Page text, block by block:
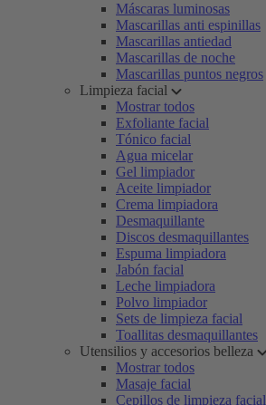
Máscaras luminosas
Mascarillas anti espinillas
Mascarillas antiedad
Mascarillas de noche
Mascarillas puntos negros
Limpieza facial
Mostrar todos
Exfoliante facial
Tónico facial
Agua micelar
Gel limpiador
Aceite limpiador
Crema limpiadora
Desmaquillante
Discos desmaquillantes
Espuma limpiadora
Jabón facial
Leche limpiadora
Polvo limpiador
Sets de limpieza facial
Toallitas desmaquillantes
Utensilios y accesorios belleza
Mostrar todos
Masaje facial
Cepillos de limpieza facial